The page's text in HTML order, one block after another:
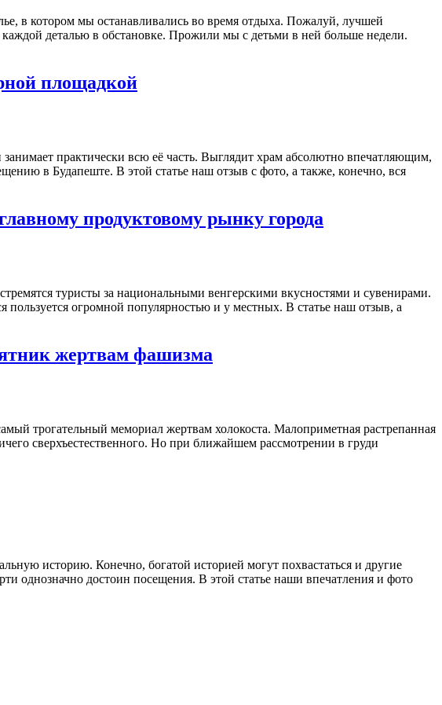
в котором мы останавливались во время отдыха. Пожалуй, лучшей
каждой деталью в обстановке. Прожили мы с детьми в ней больше недели.
площадкой
практически всю её часть. Выглядит храм абсолютно впечатляющим,
в Будапеште. В этой статье наш отзыв с фото, а также, конечно, вся
продуктовому рынку города
туристы за национальными венгерскими вкусностями и сувенирами.
огромной популярностью и у местных. В статье наш отзыв, а
жертвам фашизма
трогательный мемориал жертвам холокоста. Малоприметная растрепанная
сверхъестественного. Но при ближайшем рассмотрении в груди
историю. Конечно, богатой историей могут похвастаться и другие
однозначно достоин посещения. В этой статье наши впечатления и фото